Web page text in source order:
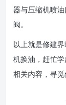
器与压缩机喷
阀。
以上就是修建
机换油，赶忙
相关内容，寻